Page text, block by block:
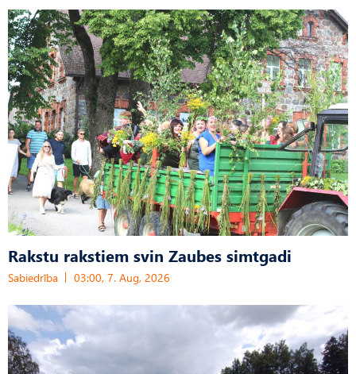
Rakstu rakstiem svin Zaubes simtgadi
Sabiedrība 03:00, 7. Aug, 2026